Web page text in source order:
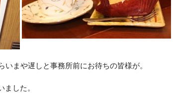
まや遅しと事務所前にお待ちの皆様が。
した。